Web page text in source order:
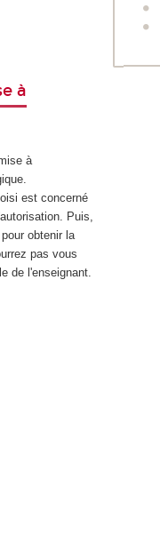
à
à
est concerné
Puis,
obtenir la
pas vous
de l'enseignant.